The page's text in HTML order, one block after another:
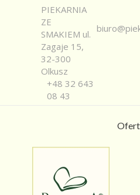
PIEKARNIA
ZE
SMAKIEM ul.
Zagaje 15,
32-300
Olkusz
+48 32 643
08 43